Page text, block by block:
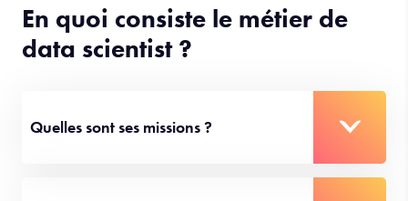
En quoi consiste le métier de